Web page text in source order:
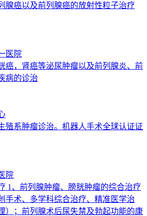
腺癌以及前列腺癌的放射性粒子治疗
医院
癌，肾癌等泌尿肿瘤以及前列腺炎、前
病的诊治
殖系肿瘤诊治。机器人手术全球认证证
院
1、前列腺肿瘤、膀胱肿瘤的综合治疗
手术、多学科综合治疗、精准医学治
）；前列腺术后尿失禁及勃起功能的康